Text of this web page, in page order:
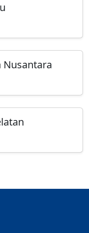
Nusantara